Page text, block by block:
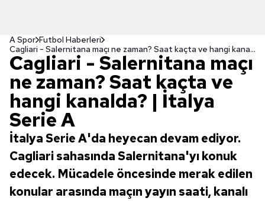
A Spor Futbol Haberleri
Cagliari - Salernitana maçı ne zaman? Saat kaçta ve hangi kanalda? | İtalya Serie A
Cagliari - Salernitana maçı
ne zaman? Saat kaçta ve
hangi kanalda? | İtalya
Serie A
İtalya Serie A'da heyecan devam ediyor.
Cagliari sahasında Salernitana'yı konuk
edecek. Mücadele öncesinde merak edilen
konular arasında maçın yayın saati, kanalı